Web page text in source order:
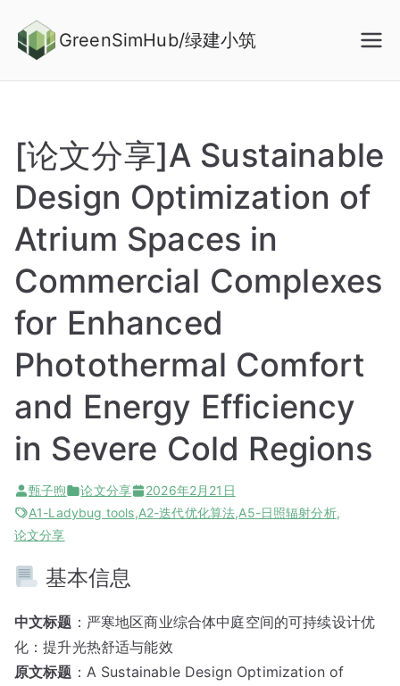
content
GreenSimHub/绿建小筑
[论文分享]A Sustainable
Design Optimization of
Atrium Spaces in
Commercial Complexes
for Enhanced
Photothermal Comfort
and Energy Efficiency
in Severe Cold Regions
甄子煦 论文分享
2026年2月21日
A1-Ladybug tools,A2-迭代优化算法,A5-日照辐射分析,
论文分享
基本信息
中文标题 ：严寒地区商业综合体中庭空间的可持续设计优
化：提升光热舒适与能效
原文标题 ：A Sustainable Design Optimization of